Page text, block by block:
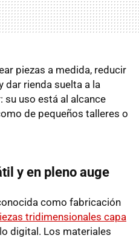
piezas a medida, reducir
dar rienda suelta a la
su uso está al alcance
de pequeños talleres o
y en pleno auge
como fabricación
tridimensionales capa
digital. Los materiales